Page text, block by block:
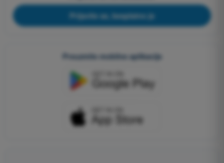
Prijavite se, besplatno je
Preuzmite mobilne aplikacije